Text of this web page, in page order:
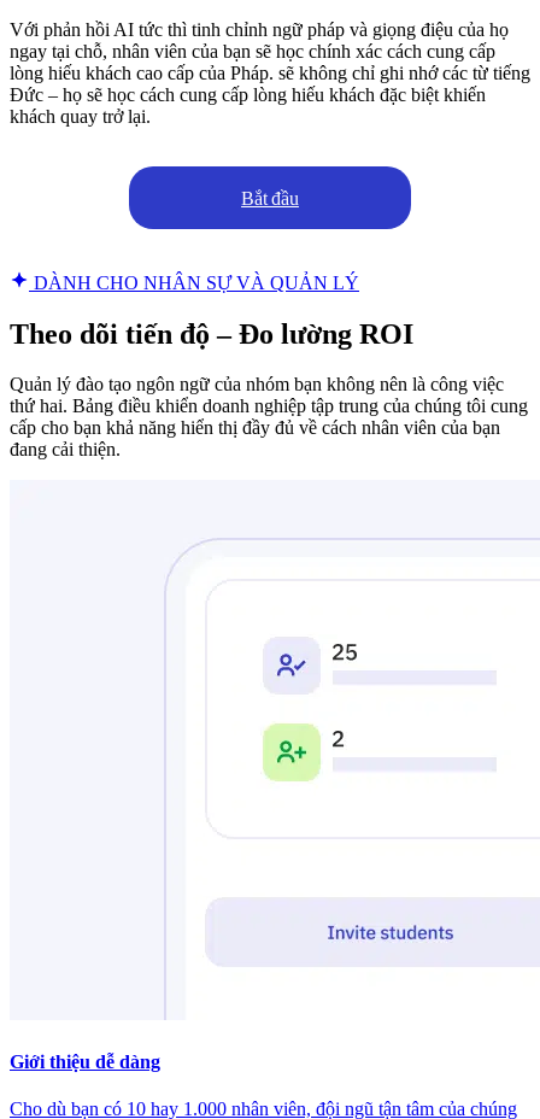
Với phản hồi AI tức thì tinh chỉnh ngữ pháp và giọng điệu của họ
ngay tại chỗ, nhân viên của bạn sẽ học chính xác cách cung cấp
lòng hiếu khách cao cấp của Pháp. sẽ không chỉ ghi nhớ các từ tiếng
Đức – họ sẽ học cách cung cấp lòng hiếu khách đặc biệt khiến
khách quay trở lại.
Bắt đầu
DÀNH CHO NHÂN SỰ VÀ QUẢN LÝ
Theo dõi tiến độ – Đo lường ROI
Quản lý đào tạo ngôn ngữ của nhóm bạn không nên là công việc
thứ hai. Bảng điều khiển doanh nghiệp tập trung của chúng tôi cung
cấp cho bạn khả năng hiển thị đầy đủ về cách nhân viên của bạn
đang cải thiện.
Giới thiệu dễ dàng
Cho dù bạn có 10 hay 1.000 nhân viên, đội ngũ tận tâm của chúng